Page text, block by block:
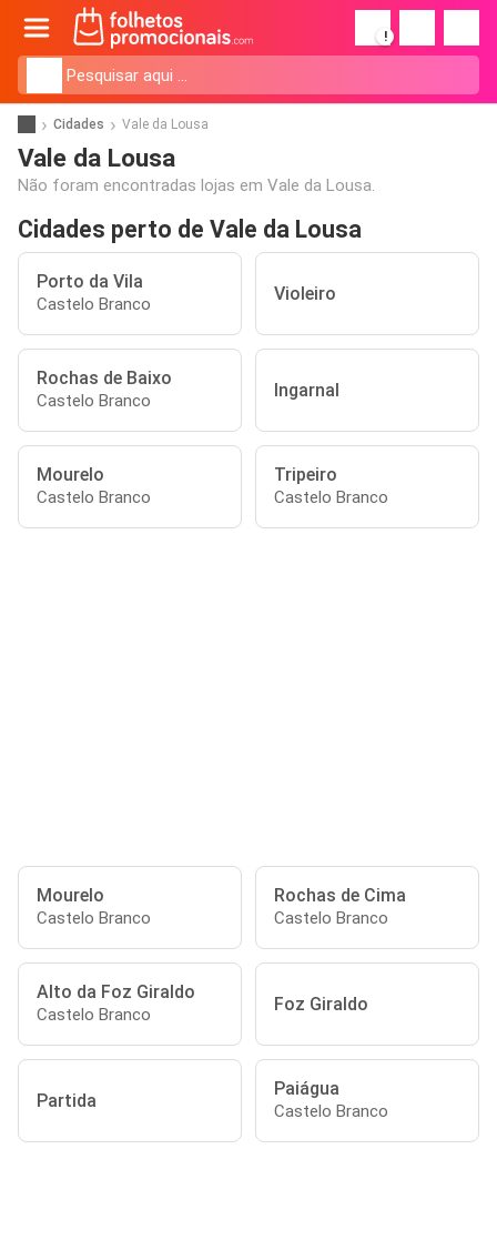
!
Cidades Vale da Lousa
Vale da Lousa
Não foram encontradas lojas em Vale da Lousa.
Cidades perto de Vale da Lousa
Porto da Vila
Castelo Branco Violeiro
Rochas de Baixo
Castelo Branco Ingarnal
Mourelo
Castelo Branco
Tripeiro
Castelo Branco
Mourelo
Castelo Branco
Rochas de Cima
Castelo Branco
Alto da Foz Giraldo
Castelo Branco Foz Giraldo
Partida
Paiágua
Castelo Branco